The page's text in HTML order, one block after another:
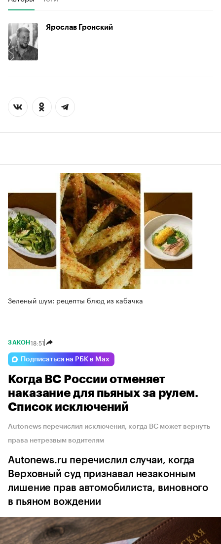
Ярослав Гронский
Зеленый шум: рецепты блюд из кабачка
ЗАКОН 18:51
Подписаться на РБК в Max
Когда ВС России отменяет
наказание для пьяных за рулем.
Список исключений
Autonews перечислил исключения, когда ВС может вернуть
права нетрезвым водителям
Autonews.ru перечислил случаи, когда
Верховный суд признавал незаконным
лишение прав автомобилиста, виновного
в пьяном вождении